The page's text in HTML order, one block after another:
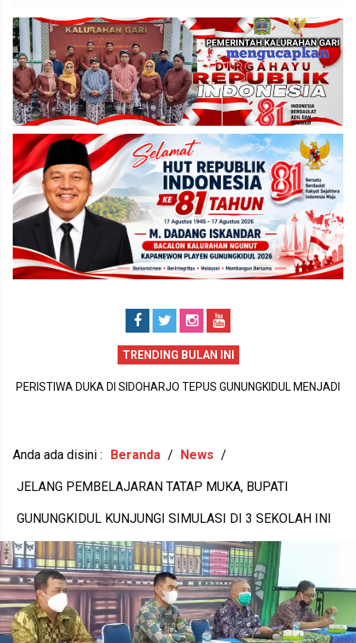
TRENDING BULAN INI
PERISTIWA DUKA DI SIDOHARJO TEPUS GUNUNGKIDUL MENJADI
Anda ada disini : Beranda / News /
JELANG PEMBELAJARAN TATAP MUKA, BUPATI
GUNUNGKIDUL KUNJUNGI SIMULASI DI 3 SEKOLAH INI